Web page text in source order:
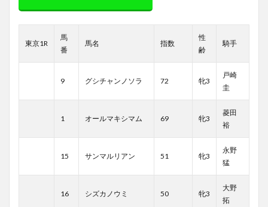
東京1R
馬
番
馬名 指数
性
齢
騎手
9 グシチャンノソラ 72 牝3
戸崎
圭
1 オールマキシマム 69 牝3
菱田
裕
15 サンマルリアン 51 牝3
永野
猛
16 シズカノウミ 50 牝3
大野
拓